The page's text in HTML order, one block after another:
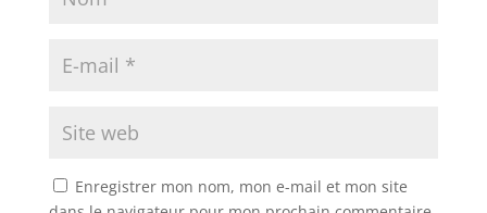
Enregistrer mon nom, mon e-mail et mon site